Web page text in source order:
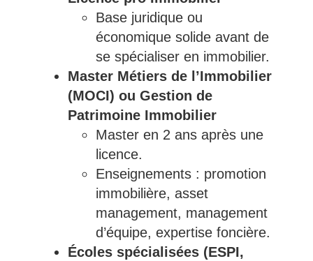
Base juridique ou
économique solide avant de
se spécialiser en immobilier.
Master Métiers de l’Immobilier
(MOCI) ou Gestion de
Patrimoine Immobilier
Master en 2 ans après une
licence.
Enseignements : promotion
immobilière, asset
management, management
d’équipe, expertise foncière.
Écoles spécialisées (ESPI,